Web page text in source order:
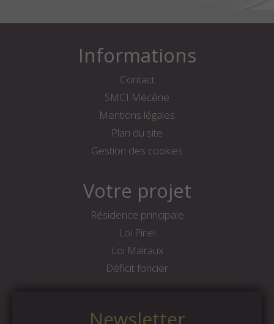
Informations
Contact
SMCI Mécène
Mentions légales
Plan du site
Gestion des cookies
Votre projet
Résidence principale
Loi Pinel
Loi Malraux
Déficit foncier
Newsletter